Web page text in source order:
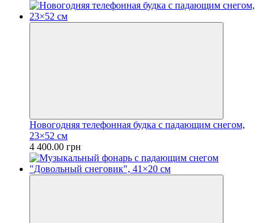
Новогодняя телефонная будка с падающим снегом,
23×52 см
4 400.00 грн